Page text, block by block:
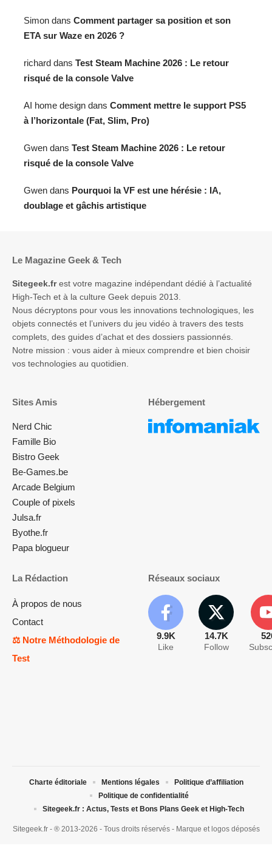
Simon dans Comment partager sa position et son
ETA sur Waze en 2026 ?
richard dans Test Steam Machine 2026 : Le retour
risqué de la console Valve
AI home design dans Comment mettre le support PS5
à l’horizontale (Fat, Slim, Pro)
Gwen dans Test Steam Machine 2026 : Le retour
risqué de la console Valve
Gwen dans Pourquoi la VF est une hérésie : IA,
doublage et gâchis artistique
Le Magazine Geek & Tech
Sitegeek.frest votre magazine indépendant dédié à l’actualité
High-Tech et à la culture Geek depuis 2013.
Nous décryptons pour vous les innovations technologiques, les
objets connectés et l’univers du jeu vidéo à travers des tests
complets, des guides d’achat et des dossiers passionnés.
Notre mission : vous aider à mieux comprendre et bien choisir
vos technologies au quotidien.
Sites Amis
Nerd Chic
Famille Bio
Bistro Geek
Be-Games.be
Arcade Belgium
Couple of pixels
Julsa.fr
Byothe.fr
Papa blogueur
Hébergement
La Rédaction
À propos de nous
Contact
⚖️ Notre Méthodologie de
Test
Réseaux sociaux
9.9K
Like
14.7K
Follow
Sitegeek.fr - ® 2013-2026 - Tous droits réservés - Marque et logos déposés
Charte éditoriale Mentions légales
Politique d’affiliation
Politique de confidentialité
Sitegeek.fr : Actus, Tests et Bons Plans Geek et High-Tech